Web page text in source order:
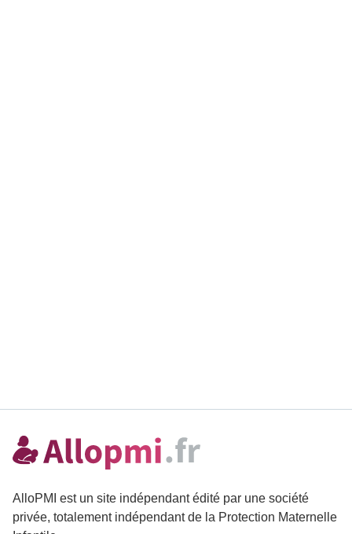
AlloPMI est un site indépendant édité par une société
privée, totalement indépendant de la Protection Maternelle